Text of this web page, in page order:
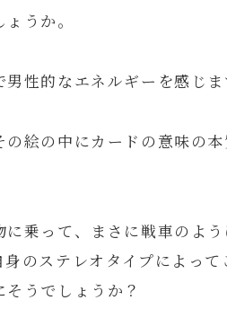
うか。
性的なエネルギーを感じま
絵の中にカードの意味の
乗って、まさに戦車のよう
のステレオタイプによっ
うでしょうか？